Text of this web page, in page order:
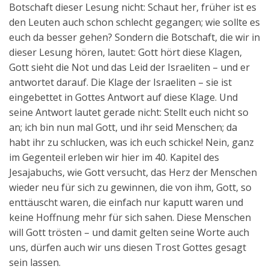
Botschaft dieser Lesung nicht: Schaut her, früher ist es
den Leuten auch schon schlecht gegangen; wie sollte es
euch da besser gehen? Sondern die Botschaft, die wir in
dieser Lesung hören, lautet: Gott hört diese Klagen,
Gott sieht die Not und das Leid der Israeliten – und er
antwortet darauf. Die Klage der Israeliten – sie ist
eingebettet in Gottes Antwort auf diese Klage. Und
seine Antwort lautet gerade nicht: Stellt euch nicht so
an; ich bin nun mal Gott, und ihr seid Menschen; da
habt ihr zu schlucken, was ich euch schicke! Nein, ganz
im Gegenteil erleben wir hier im 40. Kapitel des
Jesajabuchs, wie Gott versucht, das Herz der Menschen
wieder neu für sich zu gewinnen, die von ihm, Gott, so
enttäuscht waren, die einfach nur kaputt waren und
keine Hoffnung mehr für sich sahen. Diese Menschen
will Gott trösten – und damit gelten seine Worte auch
uns, dürfen auch wir uns diesen Trost Gottes gesagt
sein lassen.